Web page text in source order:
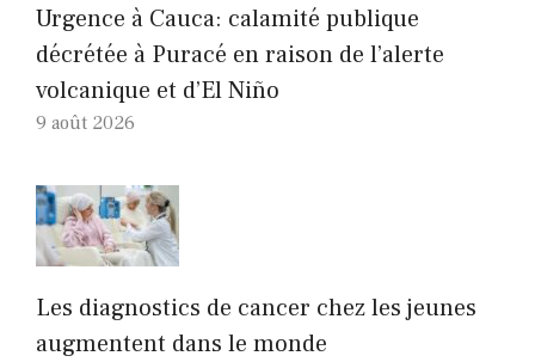
Urgence à Cauca: calamité publique
décrétée à Puracé en raison de l’alerte
volcanique et d’El Niño
9 août 2026
Les diagnostics de cancer chez les jeunes
augmentent dans le monde